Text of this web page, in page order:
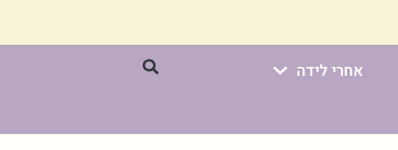
אחרי לידה